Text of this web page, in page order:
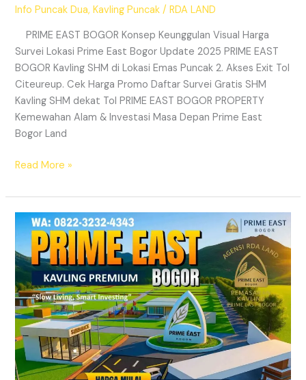
Info Puncak Dua,Kavling Puncak /RDA LAND
PRIME EAST BOGOR Konsep Keunggulan Visual Harga
Survei Lokasi Prime East Bogor Update 2025 PRIME EAST
BOGOR Kavling SHM di Lokasi Emas Puncak 2. Akses Exit Tol
Citeureup. Cek Harga Promo Daftar Survei Gratis SHM
Kavling SHM dekat Tol PRIME EAST BOGOR PROPERTY
Kemewahan Alam & Investasi Masa Depan Prime East
Bogor Land
Read More »
Prime
East
Bogor
|
Kavling
Villa
SHM
Nempel
Jalan
Puncak